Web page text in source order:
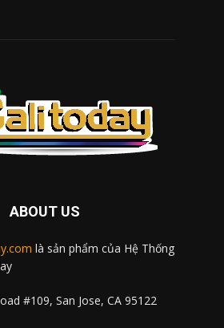
ABOUT US
là sản phẩm của Hệ Thống
#109, San Jose, CA 95122